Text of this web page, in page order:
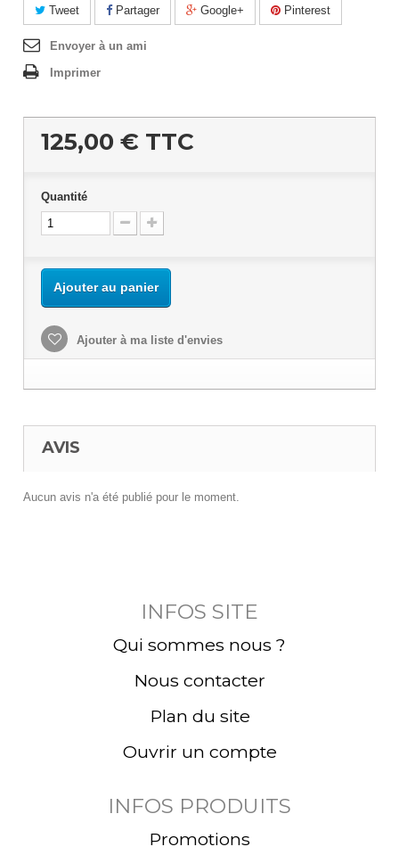
Tweet Partager Google+ Pinterest
Envoyer à un ami
Imprimer
125,00 € TTC
Quantité
Ajouter au panier
Ajouter à ma liste d'envies
AVIS
Aucun avis n'a été publié pour le moment.
INFOS SITE
Qui sommes nous ?
Nous contacter
Plan du site
Ouvrir un compte
INFOS PRODUITS
Promotions